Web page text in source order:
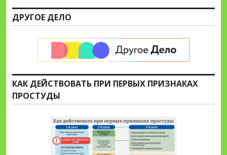
ДРУГОЕ ДЕЛО
КАК ДЕЙСТВОВАТЬ ПРИ ПЕРВЫХ ПРИЗНАКАХ
ПРОСТУДЫ